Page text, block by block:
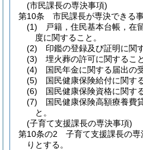
(市民課長の専決事項)
第10条
市民課長が専決できる
(1)
戸籍，住民基本台帳，在
度に関すること。
(2)
印鑑の登録及び証明に関
(3)
埋火葬の許可に関すること
(4)
国民年金に関する届出の
(5)
国民健康保険給付に関す
(6)
国民健康保険資格に関す
(7)
国民健康保険高額療養費
と。
(子育て支援課長の専決事項)
第10条の2
子育て支援課長の
りとする。